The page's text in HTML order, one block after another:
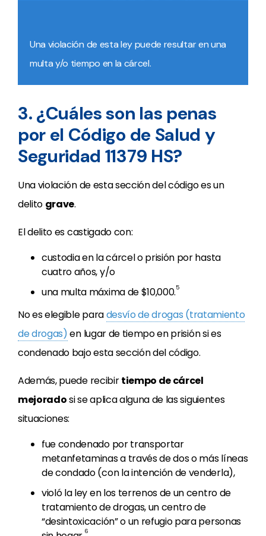
Una violación de esta ley puede resultar en una
multa y/o tiempo en la cárcel.
3. ¿Cuáles son las penas
por el Código de Salud y
Seguridad 11379 HS?
Una violación de esta sección del código es un
delito grave.
El delito es castigado con:
custodia en la cárcel o prisión por hasta
cuatro años, y/o
una multa máxima de $10,000.5
No es elegible paradesvío de drogas (tratamiento
de drogas)en lugar de tiempo en prisión si es
condenado bajo esta sección del código.
Además, puede recibirtiempo de cárcel
mejoradosi se aplica alguna de las siguientes
situaciones:
fue condenado por transportar
metanfetaminas a través de dos o más líneas
de condado (con la intención de venderla),
violó la ley en los terrenos de un centro de
tratamiento de drogas, un centro de
“desintoxicación” o un refugio para personas
6